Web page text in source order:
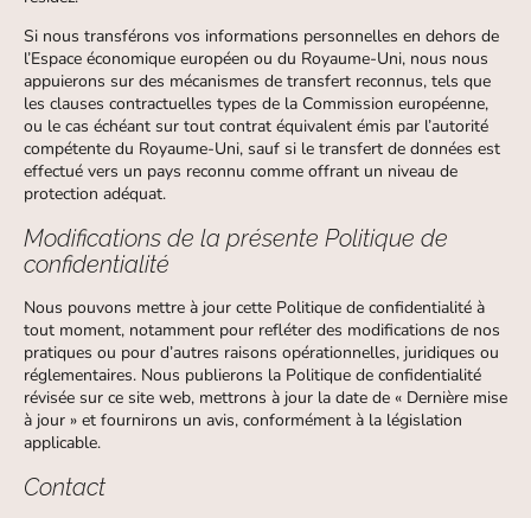
Si nous transférons vos informations personnelles en dehors de
l’Espace économique européen ou du Royaume-Uni, nous nous
appuierons sur des mécanismes de transfert reconnus, tels que
les clauses contractuelles types de la Commission européenne,
ou le cas échéant sur tout contrat équivalent émis par l’autorité
compétente du Royaume-Uni, sauf si le transfert de données est
effectué vers un pays reconnu comme offrant un niveau de
protection adéquat.
Modifications de la présente Politique de
confidentialité
Nous pouvons mettre à jour cette Politique de confidentialité à
tout moment, notamment pour refléter des modifications de nos
pratiques ou pour d’autres raisons opérationnelles, juridiques ou
réglementaires. Nous publierons la Politique de confidentialité
révisée sur ce site web, mettrons à jour la date de « Dernière mise
à jour » et fournirons un avis, conformément à la législation
applicable.
Contact